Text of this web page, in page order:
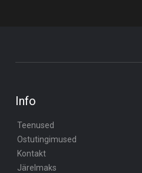
Info
Teenused
Ostutingimused
Kontakt
Järelmaks